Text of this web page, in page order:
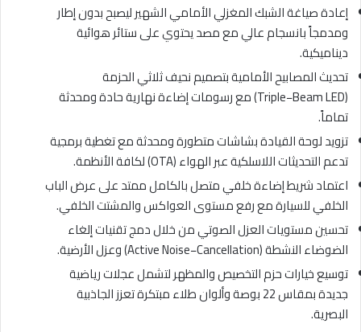
إعادة صياغة الشبك المغزلي الأمامي الشهير ليصبح بدون إطار
ومدمجاً بانسجام عالي مع مصد يحتوي على ستائر هوائية
ديناميكية.
تحديث المصابيح الأمامية بتصميم نحيف ثلاثي الحزمة
(Triple−Beam LED) مع رسومات إضاءة نهارية حادة ومحدثة
تماماً.
تزويد لوحة القيادة بشاشات متطورة ومحدثة مع تغطية برمجية
تدعم التحديثات اللاسلكية عبر الهواء (OTA) لكافة الأنظمة.
اعتماد شريط إضاءة خلفي متصل بالكامل ممتد على عرض الباب
الخلفي للسيارة مع رفع مستوى العواكس والمشتت الخلفي.
تحسين مستويات العزل الصوتي من خلال دمج تقنيات إلغاء
الضوضاء النشطة (Active Noise−Cancellation) وعزل الأرضية.
توسيع خيارات حزم التخصيص والمظهر لتشمل عجلات رياضية
جديدة بمقاس 22 بوصة وألوان طلاء مبتكرة تعزز الجاذبية
البصرية.